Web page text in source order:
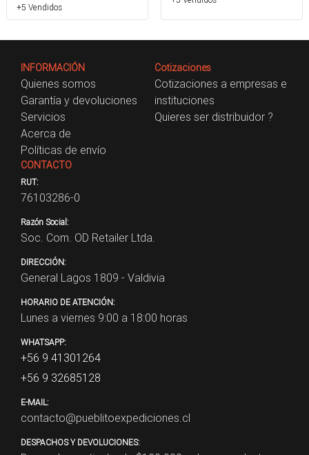
+5 Vendidos
INFORMACIÓN
Quienes somos
Garantía y devoluciones
Servicios
Acerca de
Políticas de envío
Cotizaciones
Cotizaciones a empresas e
instituciones
Quieres ser distribuidor ?
CONTACTO
RUT:
76103286-0
Razón Social:
Soc. Com. OD Retailer Ltda.
DIRECCIÓN:
General Lagos 1809 - Valdivia
HORARIO DE ATENCIÓN:
Lunes a viernes 9:00 a 18:00 horas
WHATSAPP:
+56 9 41301264
+56 9 32685128
E-MAIL:
contacto@pueblitoexpediciones.cl
DESPACHOS Y DEVOLUCIONES: